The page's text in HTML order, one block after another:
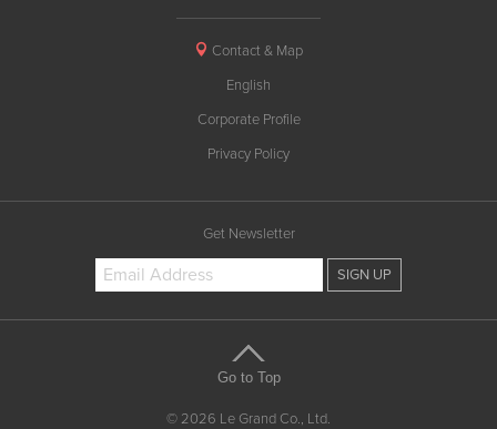
Contact & Map
English
Corporate Profile
Privacy Policy
Get Newsletter
Go to Top
© 2026 Le Grand Co., Ltd.